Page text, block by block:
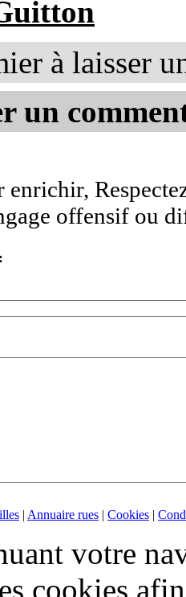
à laisser
un
enrichir,
offensif ou
| Annuaire rues | Cookies |
votre
cookies